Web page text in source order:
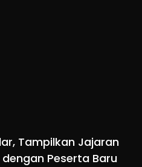
Tampilkan Jajaran
Peserta Baru